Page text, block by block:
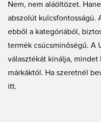
kedvenceidet!
Nem, nem aláöltözet.
abszolút kulcsfontosságú.
ebből a kategóriából,
termék csúcsminőségű. A
választékát kínálja,
márkáktól. Ha szeretnél
itt.